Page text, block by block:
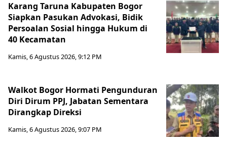
Karang Taruna Kabupaten Bogor
Siapkan Pasukan Advokasi, Bidik
Persoalan Sosial hingga Hukum di
40 Kecamatan
Kamis, 6 Agustus 2026, 9:12 PM
Walkot Bogor Hormati Pengunduran
Diri Dirum PPJ, Jabatan Sementara
Dirangkap Direksi
Kamis, 6 Agustus 2026, 9:07 PM